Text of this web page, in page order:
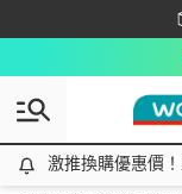
激推換購優惠價！立
激推換購優惠價